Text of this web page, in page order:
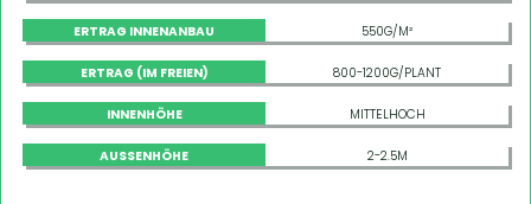
ERTRAG INNENANBAU 550G/M²
ERTRAG (IM FREIEN) 800-1200G/PLANT
INNENHÖHE MITTELHOCH
AUSSENHÖHE 2-2.5M